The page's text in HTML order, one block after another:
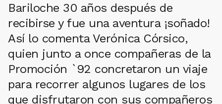
Bariloche 30 años después de
recibirse y fue una aventura ¡soñado!
Así lo comenta Verónica Córsico,
quien junto a once compañeras de la
Promoción `92 concretaron un viaje
para recorrer algunos lugares de los
que disfrutaron con sus compañeros